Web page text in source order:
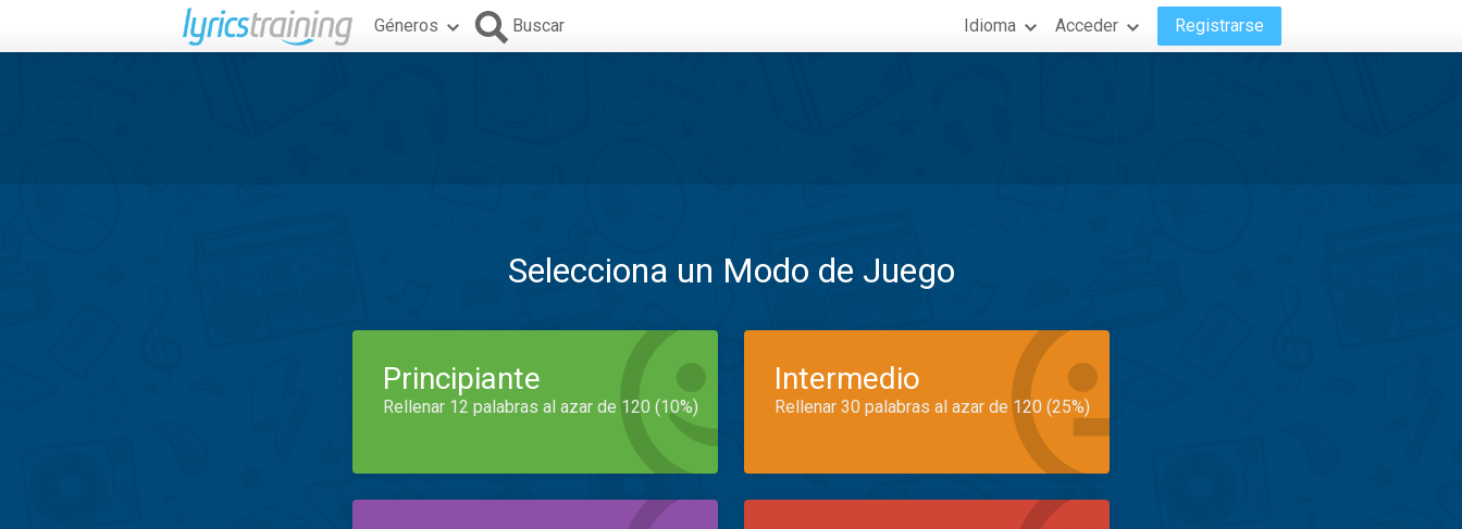
Géneros Buscar Idioma Acceder Registrarse
Selecciona un Modo de Juego
Principiante
Rellenar 12 palabras al azar de 120 (10%)
Intermedio
Rellenar 30 palabras al azar de 120 (25%)